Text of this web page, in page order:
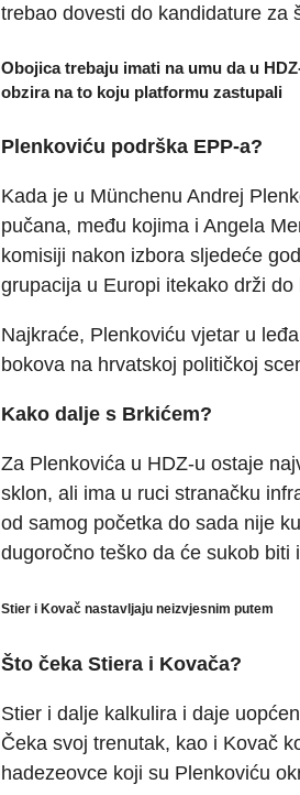
trebao dovesti do kandidature za
Obojica trebaju imati na umu da u
obzira na to koju platformu zastupali
Plenkoviću podrška EPP-a?
Kada je u Münchenu Andrej
pučana, među kojima i Angela
komisiji nakon izbora sljedeće
grupacija u Europi itekako drži
Najkraće, Plenkoviću vjetar u
bokova na hrvatskoj političkoj
Kako dalje s Brkićem?
Za Plenkovića u HDZ-u ostaje
sklon, ali ima u ruci stranačku
od samog početka do sada nije
dugoročno teško da će sukob biti
Stier i Kovač nastavljaju neizvjesnim putem
Što čeka Stiera i Kovača?
Stier i dalje kalkulira i daje
Čeka svoj trenutak, kao i Kovač
hadezeovce koji su Plenkoviću